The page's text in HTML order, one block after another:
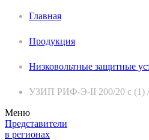
Главная
Продукция
Низковольтные защитные
УЗИП РИФ-Э-II 200/20 с (1)
Меню
Представители
в регионах